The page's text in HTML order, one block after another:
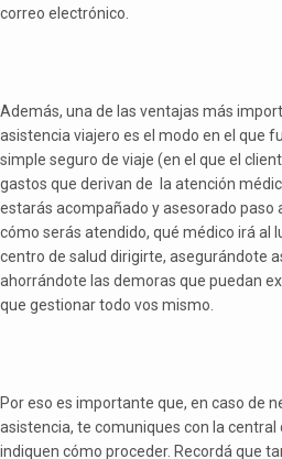
correo electrónico.
Además, una de las ventajas más
asistencia viajero es el modo en el que
simple seguro de viaje (en el que el
gastos que derivan de la atención
estarás acompañado y asesorado paso
cómo serás atendido, qué médico irá al
centro de salud dirigirte, asegurándote
ahorrándote las demoras que puedan
que gestionar todo vos mismo.
Por eso es importante que, en caso de
asistencia, te comuniques con la
indiquen cómo proceder. Recordá que